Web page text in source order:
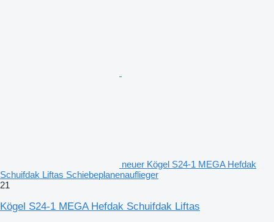
neuer Kögel S24-1 MEGA Hefdak
Schuifdak Liftas Schiebeplanenauflieger
21
Kögel S24-1 MEGA Hefdak Schuifdak Liftas